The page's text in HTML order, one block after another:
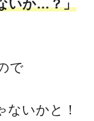
いか…？」
で
ないかと！